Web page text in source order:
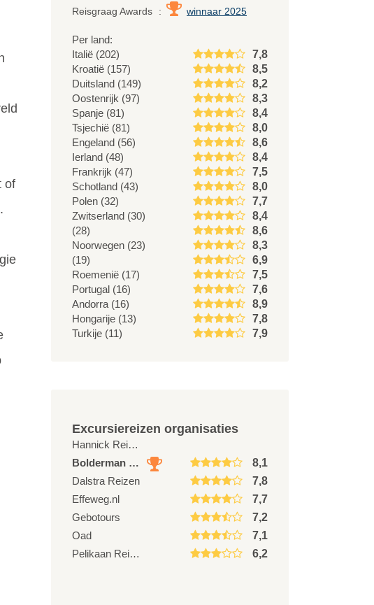
of
Reisgraag Awards : winnaar 2025
Per land:
Italië (202)
7,8
Kroatië (157)
8,5
Duitsland (149)
8,2
Oostenrijk (97)
8,3
Spanje (81)
8,4
Tsjechië (81)
8,0
Engeland (56)
8,6
Ierland (48)
8,4
Frankrijk (47)
7,5
Schotland (43)
8,0
Polen (32)
7,7
Zwitserland (30)
8,4
(28)
8,6
Noorwegen (23)
8,3
(19)
6,9
Roemenië (17)
7,5
Portugal (16)
7,6
Andorra (16)
8,9
Hongarije (13)
7,8
Turkije (11)
7,9
Excursiereizen organisaties
Hannick Reizen
Bolderman Excursiereizen
8,1
Dalstra Reizen
7,8
Effeweg.nl
7,7
Gebotours
7,2
Oad
7,1
Pelikaan Reizen
6,2